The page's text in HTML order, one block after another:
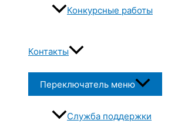
Конкурсные работы
Контакты
Переключатель меню
Служба поддержки